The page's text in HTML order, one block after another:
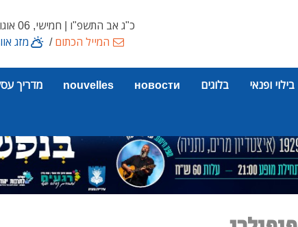
כ"ג אב התשפ"ו | חמישי, 06 אוגוסט 2026
המייל הכתום/ מזג
בילוי ופנאי בלוגים новости
nouvelles מדריך